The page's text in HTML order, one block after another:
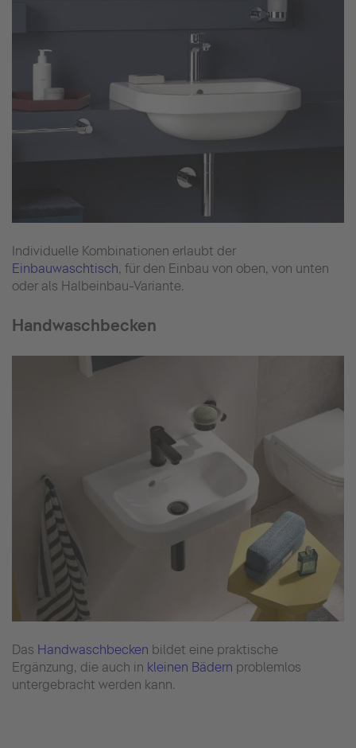
Individuelle Kombinationen erlaubt der
Einbauwaschtisch, für den Einbau von oben, von unten
oder als Halbeinbau-Variante.
Handwaschbecken
Das Handwaschbecken bildet eine praktische
Ergänzung, die auch in kleinen Bädern problemlos
untergebracht werden kann.